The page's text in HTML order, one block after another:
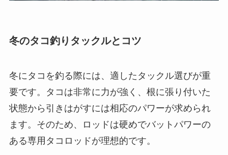
冬のタコ釣りタックルとコツ
冬にタコを釣る際には、適したタックル選びが重
要です。タコは非常に力が強く、根に張り付いた
状態から引きはがすには相応のパワーが求められ
ます。そのため、ロッドは硬めでバットパワーの
ある専用タコロッドが理想的です。